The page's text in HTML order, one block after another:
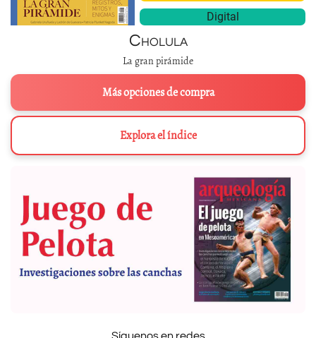
Digital
Cholula
La gran pirámide
Más opciones de compra
Explora el índice